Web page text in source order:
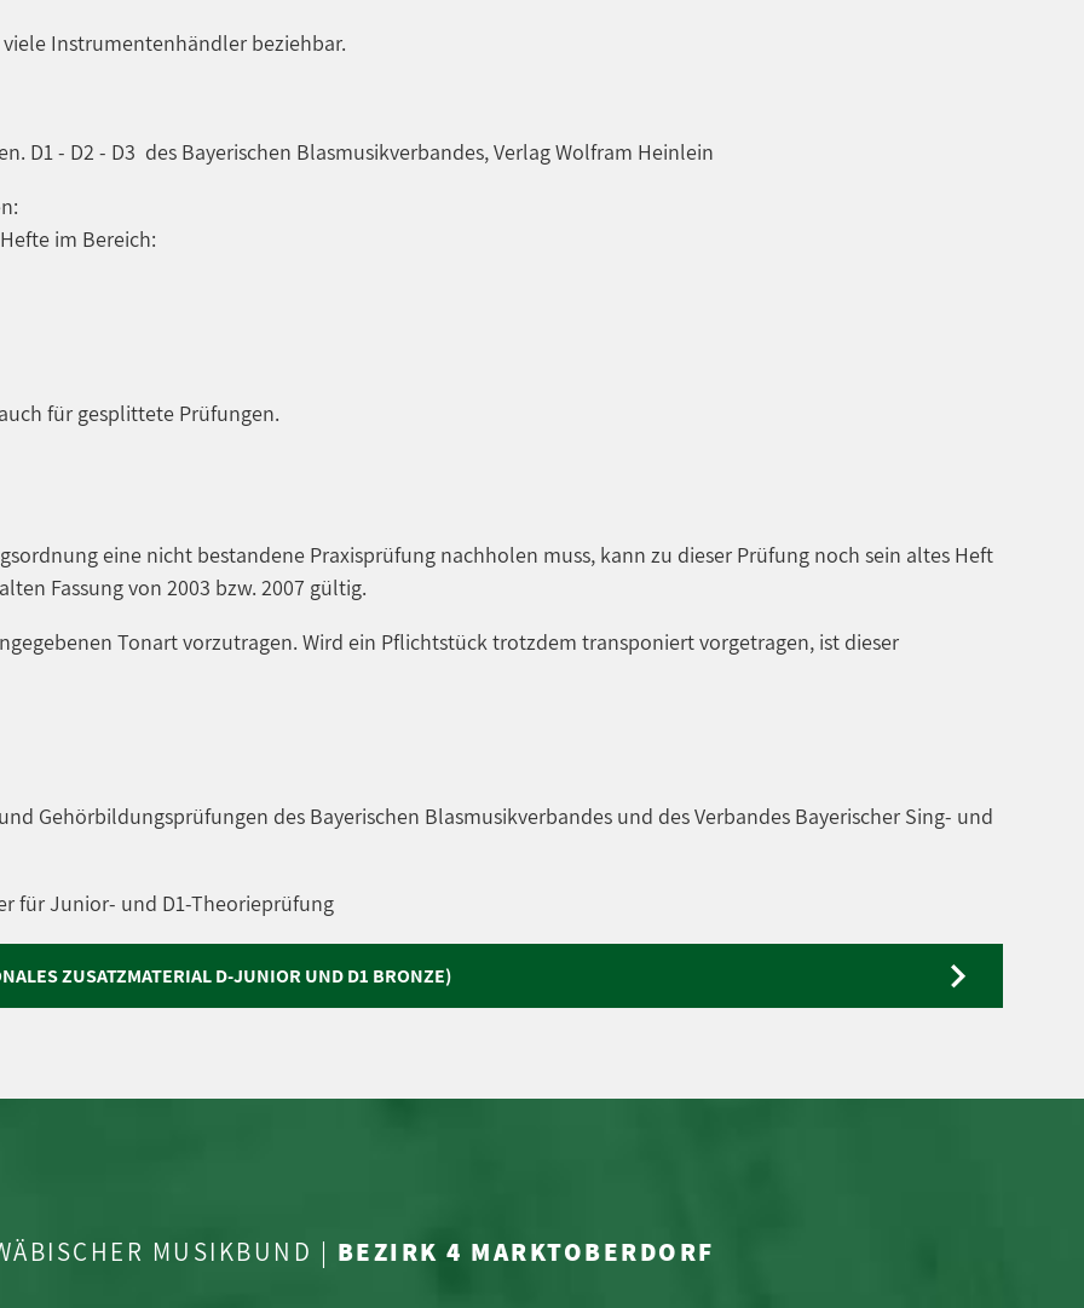
Instrumentenhändler beziehbar.
- D2 - D3 des Bayerischen Blasmusikverbandes, Verlag Wolfram Heinlein
im Bereich:
für gesplittete Prüfungen.
eine nicht bestandene Praxisprüfung nachholen muss, kann zu dieser Prüfung noch sein altes Heft
Fassung von 2003 bzw. 2007 gültig.
Tonart vorzutragen. Wird ein Pflichtstück trotzdem transponiert vorgetragen, ist dieser
Gehörbildungsprüfungen des Bayerischen Blasmusikverbandes und des Verbandes Bayerischer Sing- und
für Junior- und D1-Theorieprüfung
ZUSATZMATERIAL D-JUNIOR UND D1 BRONZE)
MUSIKBUND | BEZIRK 4 MARKTOBERDORF